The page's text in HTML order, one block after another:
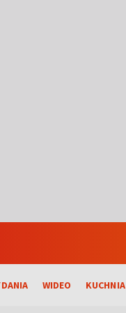
WIDEO KUCHNIA